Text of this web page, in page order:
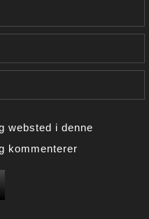
websted i denne
kommenterer